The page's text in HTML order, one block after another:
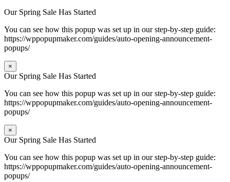
Our Spring Sale Has Started
You can see how this popup was set up in our step-by-step guide:
https://wppopupmaker.com/guides/auto-opening-announcement-
popups/
×
Our Spring Sale Has Started
You can see how this popup was set up in our step-by-step guide:
https://wppopupmaker.com/guides/auto-opening-announcement-
popups/
×
Our Spring Sale Has Started
You can see how this popup was set up in our step-by-step guide:
https://wppopupmaker.com/guides/auto-opening-announcement-
popups/